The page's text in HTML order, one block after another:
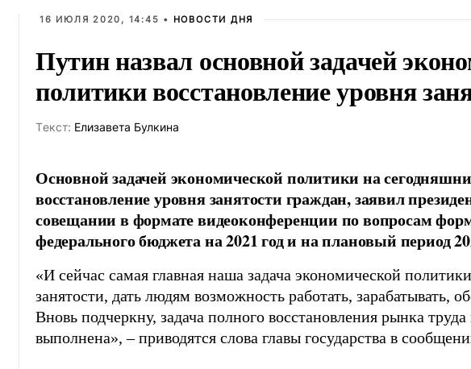
16 ИЮЛЯ 2020, 14:45 • НОВОСТИ ДНЯ
Путин назвал основной задачей
политики восстановление уровня
Tекст: Елизавета Булкина
Основной задачей экономической политики на
восстановление уровня занятости граждан, заявил
совещании в формате видеоконференции по вопросам
федерального бюджета на 2021 год и на плановый период
«И сейчас самая главная наша задача экономической
занятости, дать людям возможность работать, зарабатывать,
Вновь подчеркну, задача полного восстановления рынка
выполнена», – приводятся слова главы государства в